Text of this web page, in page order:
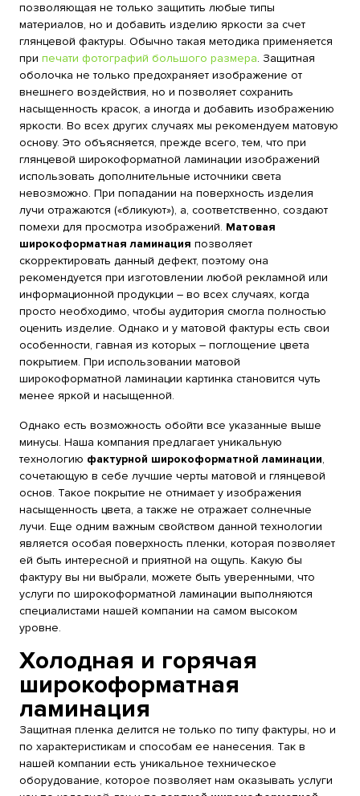
позволяющая не только защитить любые типы
материалов, но и добавить изделию яркости за счет
глянцевой фактуры. Обычно такая методика применяется
при печати фотографий большого размера. Защитная
оболочка не только предохраняет изображение от
внешнего воздействия, но и позволяет сохранить
насыщенность красок, а иногда и добавить изображению
яркости. Во всех других случаях мы рекомендуем матовую
основу. Это объясняется, прежде всего, тем, что при
глянцевой широкоформатной ламинации изображений
использовать дополнительные источники света
невозможно. При попадании на поверхность изделия
лучи отражаются («бликуют»), а, соответственно, создают
помехи для просмотра изображений. Матовая
широкоформатная ламинация позволяет
скорректировать данный дефект, поэтому она
рекомендуется при изготовлении любой рекламной или
информационной продукции – во всех случаях, когда
просто необходимо, чтобы аудитория смогла полностью
оценить изделие. Однако и у матовой фактуры есть свои
особенности, гавная из которых – поглощение цвета
покрытием. При использовании матовой
широкоформатной ламинации картинка становится чуть
менее яркой и насыщенной.
Однако есть возможность обойти все указанные выше
минусы. Наша компания предлагает уникальную
технологию фактурной широкоформатной ламинации,
сочетающую в себе лучшие черты матовой и глянцевой
основ. Такое покрытие не отнимает у изображения
насыщенность цвета, а также не отражает солнечные
лучи. Еще одним важным свойством данной технологии
является особая поверхность пленки, которая позволяет
ей быть интересной и приятной на ощупь. Какую бы
фактуру вы ни выбрали, можете быть уверенными, что
услуги по широкоформатной ламинации выполняются
специалистами нашей компании на самом высоком
уровне.
Холодная и горячая
широкоформатная
ламинация
Защитная пленка делится не только по типу фактуры, но и
по характеристикам и способам ее нанесения. Так в
нашей компании есть уникальное техническое
оборудование, которое позволяет нам оказывать услуги